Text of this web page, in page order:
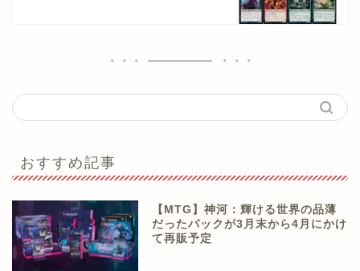
おすすめ記事
【MTG】神河：輝ける世界の品薄
だったパックが3月末から4月にかけ
て再販予定